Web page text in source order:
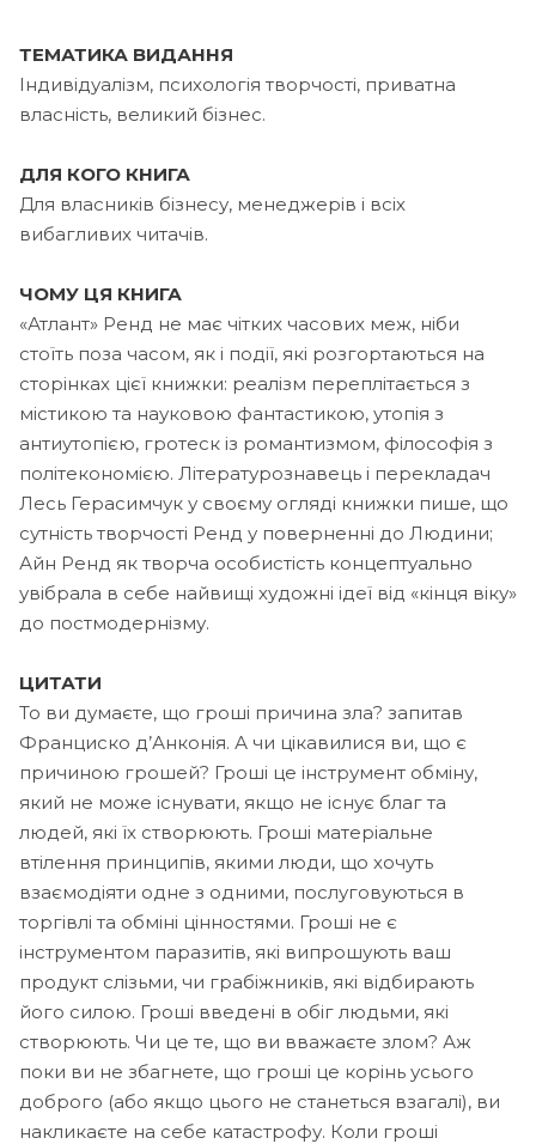
ТЕМАТИКА ВИДАННЯ
Індивідуалізм, психологія творчості, приватна
власність, великий бізнес.
ДЛЯ КОГО КНИГА
Для власників бізнесу, менеджерів і всіх
вибагливих читачів.
ЧОМУ ЦЯ КНИГА
«Атлант» Ренд не має чітких часових меж, ніби
стоїть поза часом, як і події, які розгортаються на
сторінках цієї книжки: реалізм переплітається з
містикою та науковою фантастикою, утопія з
антиутопією, гротеск із романтизмом, філософія з
політекономією. Літературознавець і перекладач
Лесь Герасимчук у своєму огляді книжки пише, що
сутність творчості Ренд у поверненні до Людини;
Айн Ренд як творча особистість концептуально
увібрала в себе найвищі художні ідеї від «кінця віку»
до постмодернізму.
ЦИТАТИ
То ви думаєте, що гроші причина зла? запитав
Франциско д’Анконія. А чи цікавилися ви, що є
причиною грошей? Гроші це інструмент обміну,
який не може існувати, якщо не існує благ та
людей, які їх створюють. Гроші матеріальне
втілення принципів, якими люди, що хочуть
взаємодіяти одне з одними, послуговуються в
торгівлі та обміні цінностями. Гроші не є
інструментом паразитів, які випрошують ваш
продукт слізьми, чи грабіжників, які відбирають
його силою. Гроші введені в обіг людьми, які
створюють. Чи це те, що ви вважаєте злом? Аж
поки ви не збагнете, що гроші це корінь усього
доброго (або якщо цього не станеться взагалі), ви
накликаєте на себе катастрофу. Коли гроші